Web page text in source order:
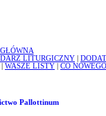
LITURGICZNY
WASZE LISTY CO
Pallottinum